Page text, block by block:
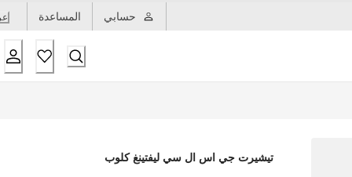
حسابي المساعدة
تيشيرت جي اس ال سي ليفتينغ كلوب